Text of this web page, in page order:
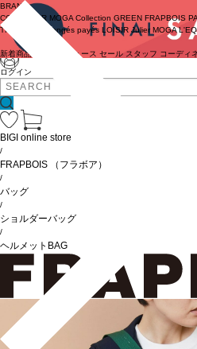
ログイン
BRAND
COUTURIER MOGA Collection GREEN FRAPBOIS
TRISTESSE
congés payés LOISIR Julier MOGA
新着商品 ニュース セール スタッフ コーディ
BIGI online store
/
FRAPBOIS （フラボア）
/
バッグ
/
ショルダーバッグ
/
ヘルメットBAG